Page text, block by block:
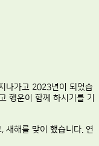
나가고 2023년이 되었습
행운이 함께 하시기를 기
새해를 맞이 했습니다. 연